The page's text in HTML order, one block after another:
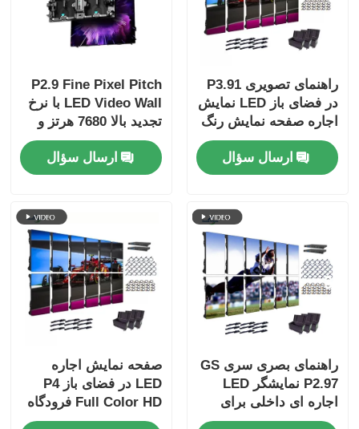
راهنمای تصویری P3.91
در فضای باز LED نمایش
اجاره صفحه نمایش رنگ
کامل عمق 7680 هرتز
نرخ تجدیدارسال سؤال
P2.9 Fine Pixel Pitch
LED Video Wall با نرخ
تجدید بالا 7680 هرتز و
پشتیبانی دوگانه قدرت و
سیگنال برای رویدادهای
صحنه
ارسال سؤال
راهنمای بصری سری GS
P2.97 نمایشگر LED
اجاره ای داخلی برای
رویدادهای نمایشگاه،
صفحه نمایش اجاره
LED در فضای باز P4
Full Color HD فرودگاه
استفاده از صفحه نمایش